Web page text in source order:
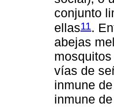
conjunto
ellas11.
abejas
vías de
inmune
inmune